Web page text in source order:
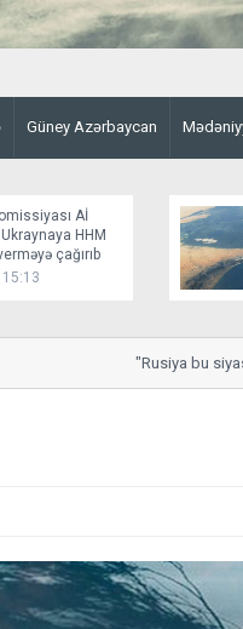
Güney Azərbaycan
Aİ
HHM
çağırıb
"Rusiya bu siyasi